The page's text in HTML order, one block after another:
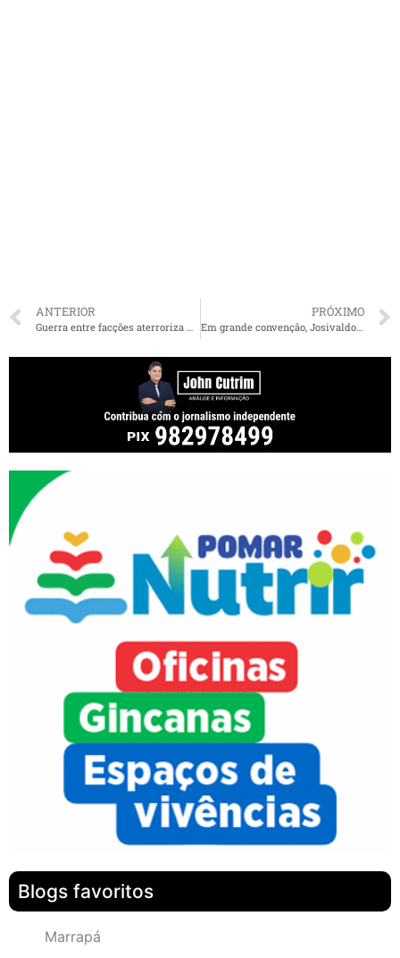
ANTERIOR
Guerra entre facções aterroriza moradores de diversos bairros de São Luís
PRÓXIMO
Em grande convenção, Josivaldo JP diz que vai reconstruir Imperatriz e realizar auditoria nas contas da prefeitura
Blogs favoritos
Marrapá